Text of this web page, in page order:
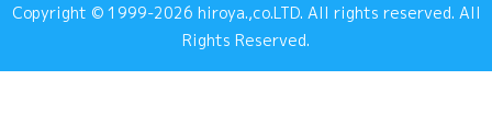
Copyright © 1999-2026 hiroya.,co.LTD. All rights reserved. All
Rights Reserved.